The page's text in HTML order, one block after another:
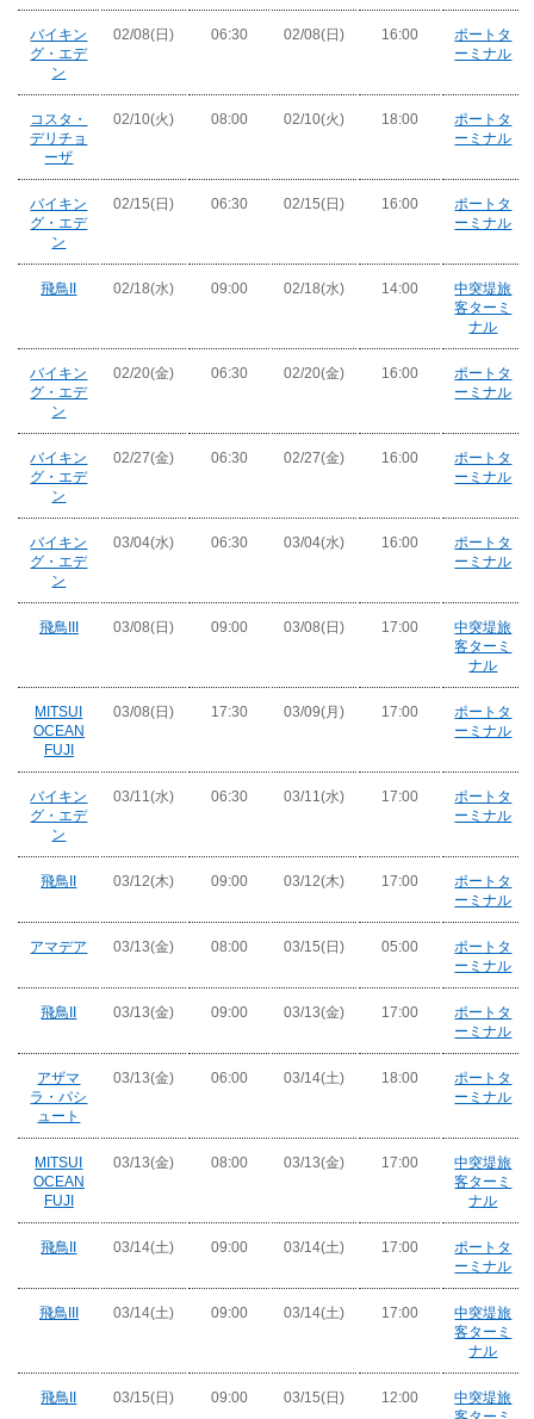
バイキン
グ・エデ
ン
02/08(日) 06:30 02/08(日) 16:00
ポートタ
ーミナル
コスタ・
デリチョ
ーザ
02/10(火) 08:00 02/10(火) 18:00
ポートタ
ーミナル
バイキン
グ・エデ
ン
02/15(日) 06:30 02/15(日) 16:00
ポートタ
ーミナル
飛鳥II 02/18(水) 09:00 02/18(水) 14:00
中突堤旅
客ターミ
ナル
バイキン
グ・エデ
ン
02/20(金) 06:30 02/20(金) 16:00
ポートタ
ーミナル
バイキン
グ・エデ
ン
02/27(金) 06:30 02/27(金) 16:00
ポートタ
ーミナル
バイキン
グ・エデ
ン
03/04(水) 06:30 03/04(水) 16:00
ポートタ
ーミナル
飛鳥III 03/08(日) 09:00 03/08(日) 17:00
中突堤旅
客ターミ
ナル
MITSUI
OCEAN
FUJI
03/08(日) 17:30 03/09(月) 17:00
ポートタ
ーミナル
バイキン
グ・エデ
ン
03/11(水) 06:30 03/11(水) 17:00
ポートタ
ーミナル
飛鳥II 03/12(木) 09:00 03/12(木) 17:00
ポートタ
ーミナル
アマデア 03/13(金) 08:00 03/15(日) 05:00
ポートタ
ーミナル
飛鳥II 03/13(金) 09:00 03/13(金) 17:00
ポートタ
ーミナル
アザマ
ラ・パシ
ュート
03/13(金) 06:00 03/14(土) 18:00
ポートタ
ーミナル
MITSUI
OCEAN
FUJI
03/13(金) 08:00 03/13(金) 17:00
中突堤旅
客ターミ
ナル
飛鳥II 03/14(土) 09:00 03/14(土) 17:00
ポートタ
ーミナル
飛鳥III 03/14(土) 09:00 03/14(土) 17:00
中突堤旅
客ターミ
ナル
飛鳥II 03/15(日) 09:00 03/15(日) 12:00
中突堤旅